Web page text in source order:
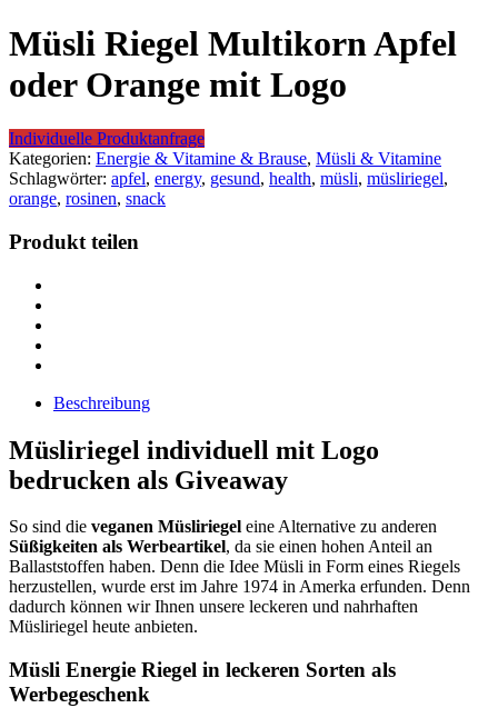
Müsli Riegel Multikorn Apfel
oder Orange mit Logo
Individuelle Produktanfrage
Kategorien: Energie & Vitamine & Brause, Müsli & Vitamine
Schlagwörter: apfel, energy, gesund, health, müsli, müsliriegel,
orange, rosinen, snack
Produkt teilen
Beschreibung
Müsliriegel individuell mit Logo
bedrucken als Giveaway
So sind die veganen Müsliriegel eine Alternative zu anderen
Süßigkeiten als Werbeartikel, da sie einen hohen Anteil an
Ballaststoffen haben. Denn die Idee Müsli in Form eines Riegels
herzustellen, wurde erst im Jahre 1974 in Amerka erfunden. Denn
dadurch können wir Ihnen unsere leckeren und nahrhaften
Müsliriegel heute anbieten.
Müsli Energie Riegel in leckeren Sorten als
Werbegeschenk